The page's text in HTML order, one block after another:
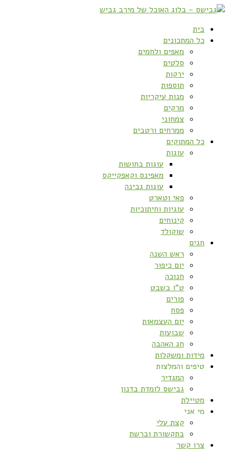
בית
כל המתכונים
מאפים ולחמים
סלטים
ירקות
תוספות
מנות עיקריות
מרקים
צמחוני
ממרחים ורטבים
כל המתוקים
עוגות
עוגות בחושות
מאפינס וקאפקייקס
עוגות גבינה
פאי וטארט
עוגיות וחיתוכיות
קינוחים
שוקולד
חגים
ראש השנה
יום כיפור
חנוכה
ט”ו בשבט
פורים
פסח
יום העצמאות
שבועות
חג האהבה
מידות ומשקלות
טיפים והמלצות
המגדיר
גבישס לומדת בדנון
מטיילת
מי אני
קצת עלי
בתקשורת וברשת
צרו קשר